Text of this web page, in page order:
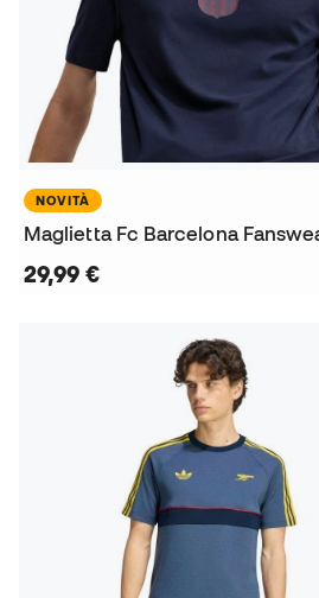
NOVITÀ
29,99 €